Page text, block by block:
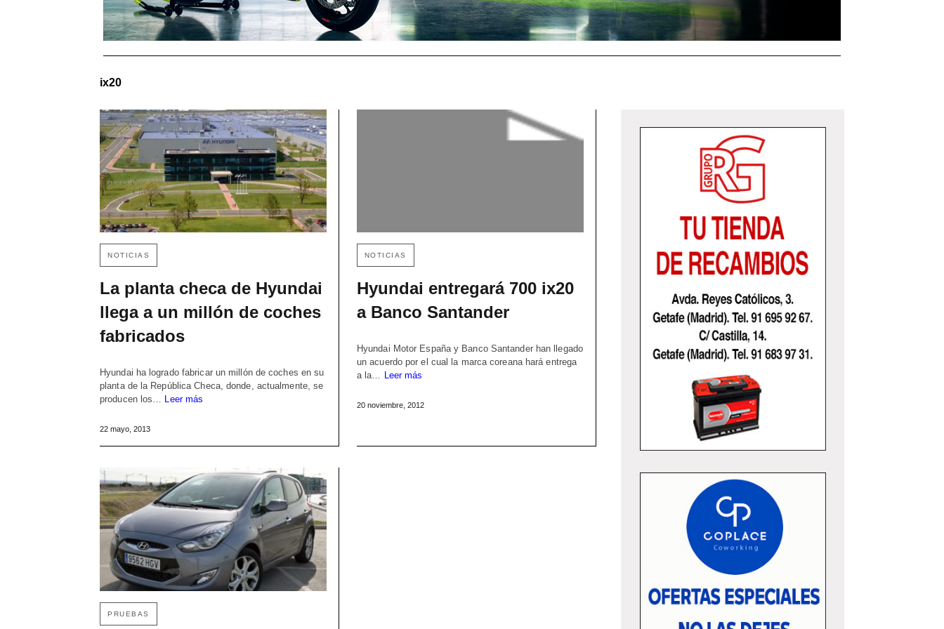
ix20
NOTICIAS
La planta checa de Hyundai
llega a un millón de coches
fabricados
Hyundai ha logrado fabricar un millón de coches en su
planta de la República Checa, donde, actualmente, se
producen los… Leer más
22 mayo, 2013
NOTICIAS
Hyundai entregará 700 ix20
a Banco Santander
Hyundai Motor España y Banco Santander han llegado
un acuerdo por el cual la marca coreana hará entrega
a la… Leer más
20 noviembre, 2012
PRUEBAS